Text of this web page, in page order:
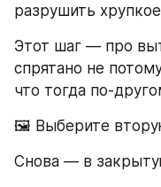
разрушить
Этот шаг — про
спрятано не
что тогда по-
🖼 Выберите
Снова — в